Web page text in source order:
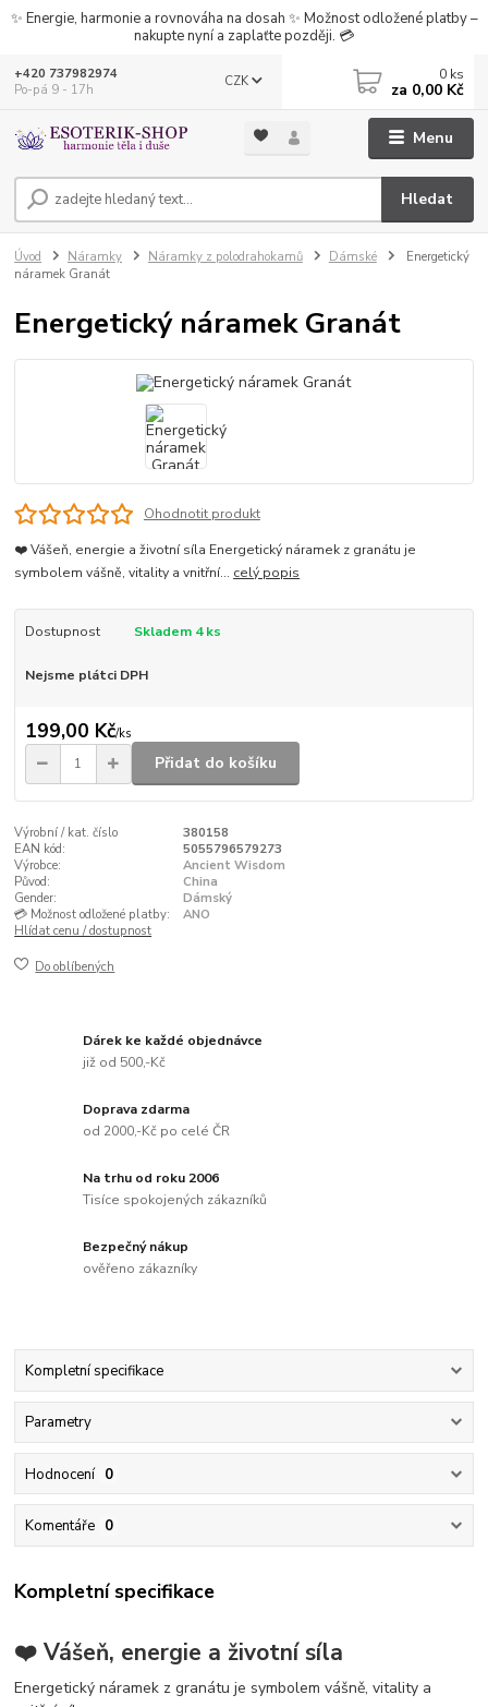
✨ Energie, harmonie a rovnováha na dosah ✨ Možnost odložené platby –
nakupte nyní a zaplaťte později. 💳
Menu
CZK
Hledat
+420 737982974
Po-pá 9 - 17h
0 ks
za 0,00 Kč
Úvod Náramky Náramky z polodrahokamů Dámské
Energetický
náramek Granát
Energetický náramek Granát
Ohodnotit produkt
❤️ Vášeň, energie a životní síla Energetický náramek z granátu je
symbolem vášně, vitality a vnitřní... celý popis
Dostupnost Skladem 4 ks
Nejsme plátci DPH
199,00 Kč/ks
Přidat do košíku
Výrobní / kat. číslo
380158
EAN kód:
5055796579273
Výrobce:
Ancient Wisdom
Původ:
China
Gender:
Dámský
💳 Možnost odložené platby:
ANO
Hlídat cenu / dostupnost
Do oblíbených
Dárek ke každé objednávce
již od 500,-Kč
Doprava zdarma
od 2000,-Kč po celé ČR
Na trhu od roku 2006
Tisíce spokojených zákazníků
Bezpečný nákup
ověřeno zákazníky
Kompletní specifikace
Parametry
Hodnocení 0
Komentáře 0
Kompletní specifikace
❤️ Vášeň, energie a životní síla
Energetický náramek z granátu je symbolem vášně, vitality a